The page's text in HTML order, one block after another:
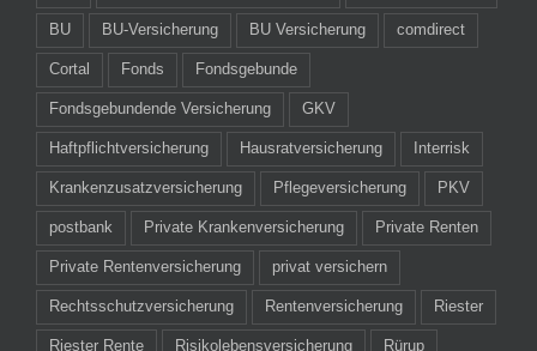
BU BU-Versicherung BU Versicherung comdirect
Cortal Fonds Fondsgebunde
Fondsgebundende Versicherung GKV
Haftpflichtversicherung Hausratversicherung Interrisk
Krankenzusatzversicherung Pflegeversicherung PKV
postbank Private Krankenversicherung Private Renten
Private Rentenversicherung privat versichern
Rechtsschutzversicherung Rentenversicherung Riester
Riester Rente Risikolebensversicherung Rürup